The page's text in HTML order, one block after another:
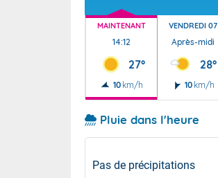
MAINTENANT
14:12
27°
10 km/h
VENDREDI 07
Après-midi
28°
10 km/h
Pluie dans l'heure
Pas de précipitations